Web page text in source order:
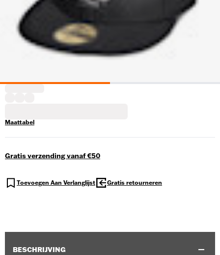
Maattabel
Gratis verzending vanaf €50
Toevoegen Aan Verlanglijst Gratis retourneren
BESCHRIJVING